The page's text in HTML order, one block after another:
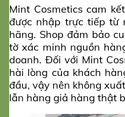
Mint Cosmetics cam
được nhập trực tiếp từ
hãng. Shop đảm bảo
tờ xác minh nguồn
doanh. Đối với Mint
hài lòng của khách
đầu, vậy nên không
lẫn hàng giả hàng thật